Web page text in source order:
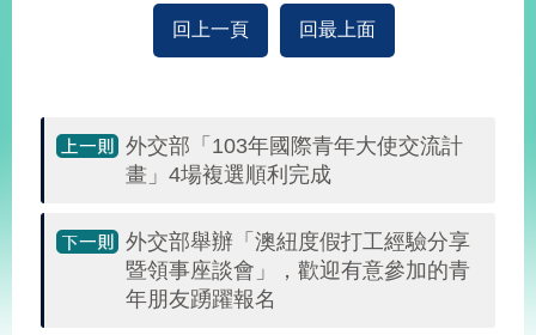
國
區
傳
回上一頁 回最上面
外交部「103年國際青年大使交流計
畫」4場複選順利完成
外交部舉辦「澳紐度假打工經驗分享
暨領事座談會」，歡迎有意參加的青
年朋友踴躍報名